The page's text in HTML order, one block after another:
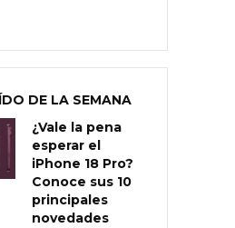
DE LA SEMANA
¿Vale la pena
esperar el
iPhone 18 Pro?
Conoce sus 10
principales
novedades